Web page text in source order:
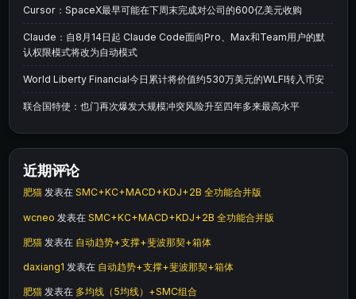
Cursor：SpaceX最早可能在下周末完成对公司的600亿美元收购
Claude：自8月14日起 Claude Code面向Pro、Max和Team用户的默
认权限模式将改为自动模式
World Liberty Financial今日累计将价值约530万美元的WLFI转入币安
联合国特使：也门再次爆发大规模冲突风险升至四年多来最高水平
近期评论
肥猫 发表在 SMC+KC+MACD+KDJ+2B 全功能合并版
wcneo 发表在 SMC+KC+MACD+KDJ+2B 全功能合并版
肥猫 发表在 自动趋势+支撑+斐波那契+箱体
daxiang1 发表在 自动趋势+支撑+斐波那契+箱体
肥猫 发表在 多均线（5均线）+SMC组合